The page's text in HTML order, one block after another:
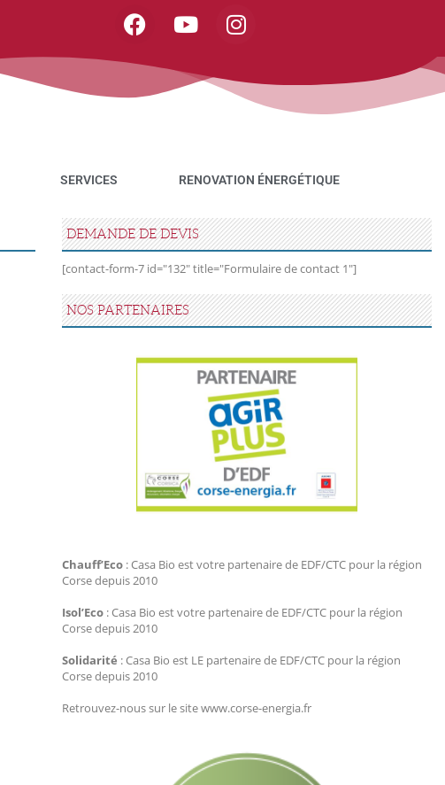
SERVICES RENOVATION ÉNERGÉTIQUE
DEMANDE DE DEVIS
[contact-form-7 id="132" title="Formulaire de contact 1"]
NOS PARTENAIRES
Chauff’Eco : Casa Bio est votre partenaire de EDF/CTC pour la région
Corse depuis 2010
Isol’Eco : Casa Bio est votre partenaire de EDF/CTC pour la région
Corse depuis 2010
Solidarité : Casa Bio est LE partenaire de EDF/CTC pour la région
Corse depuis 2010
Retrouvez-nous sur le site www.corse-energia.fr